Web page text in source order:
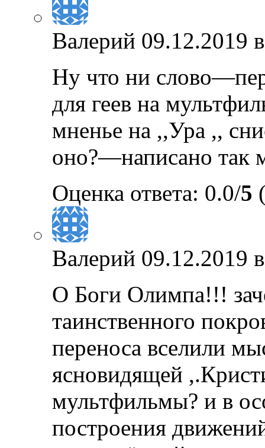
Валерий 09.12.2019
Ну что ни
для геев на
мненье на ,,Ура ,,
оно?—написано так
Оценка ответа: 0.0/5
Валерий 09.12.2019
О Боги Олимпа!!!
таинственного
переноса вселили
ясновидящей
мультфильмы? и в
построения